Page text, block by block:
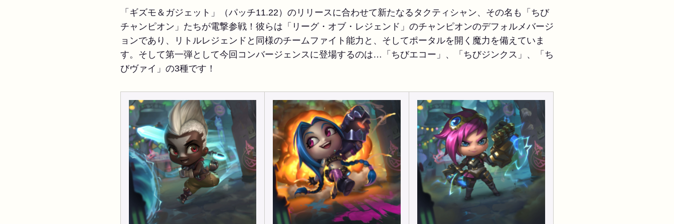
「ギズモ＆ガジェット」（パッチ11.22）のリリースに合わせて新たなるタクティシャン、その名も「ちび
チャンピオン」たちが電撃参戦！彼らは「リーグ・オブ・レジェンド」のチャンピオンのデフォルメバージ
ョンであり、リトルレジェンドと同様のチームファイト能力と、そしてポータルを開く魔力を備えていま
す。そして第一弾として今回コンバージェンスに登場するのは…「ちびエコー」、「ちびジンクス」、「ち
びヴァイ」の3種です！